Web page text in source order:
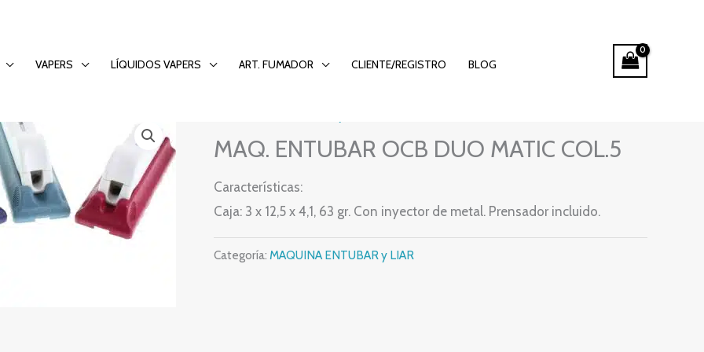
VAPERS LÍQUIDOS VAPERS ART. FUMADOR CLIENTE/REGISTRO BLOG
COL.5
MAQ. ENTUBAR OCB DUO MATIC COL.5
Características:
Caja: 3 x 12,5 x 4,1, 63 gr. Con inyector de metal. Prensador incluido.
Categoría: MAQUINA ENTUBAR y LIAR